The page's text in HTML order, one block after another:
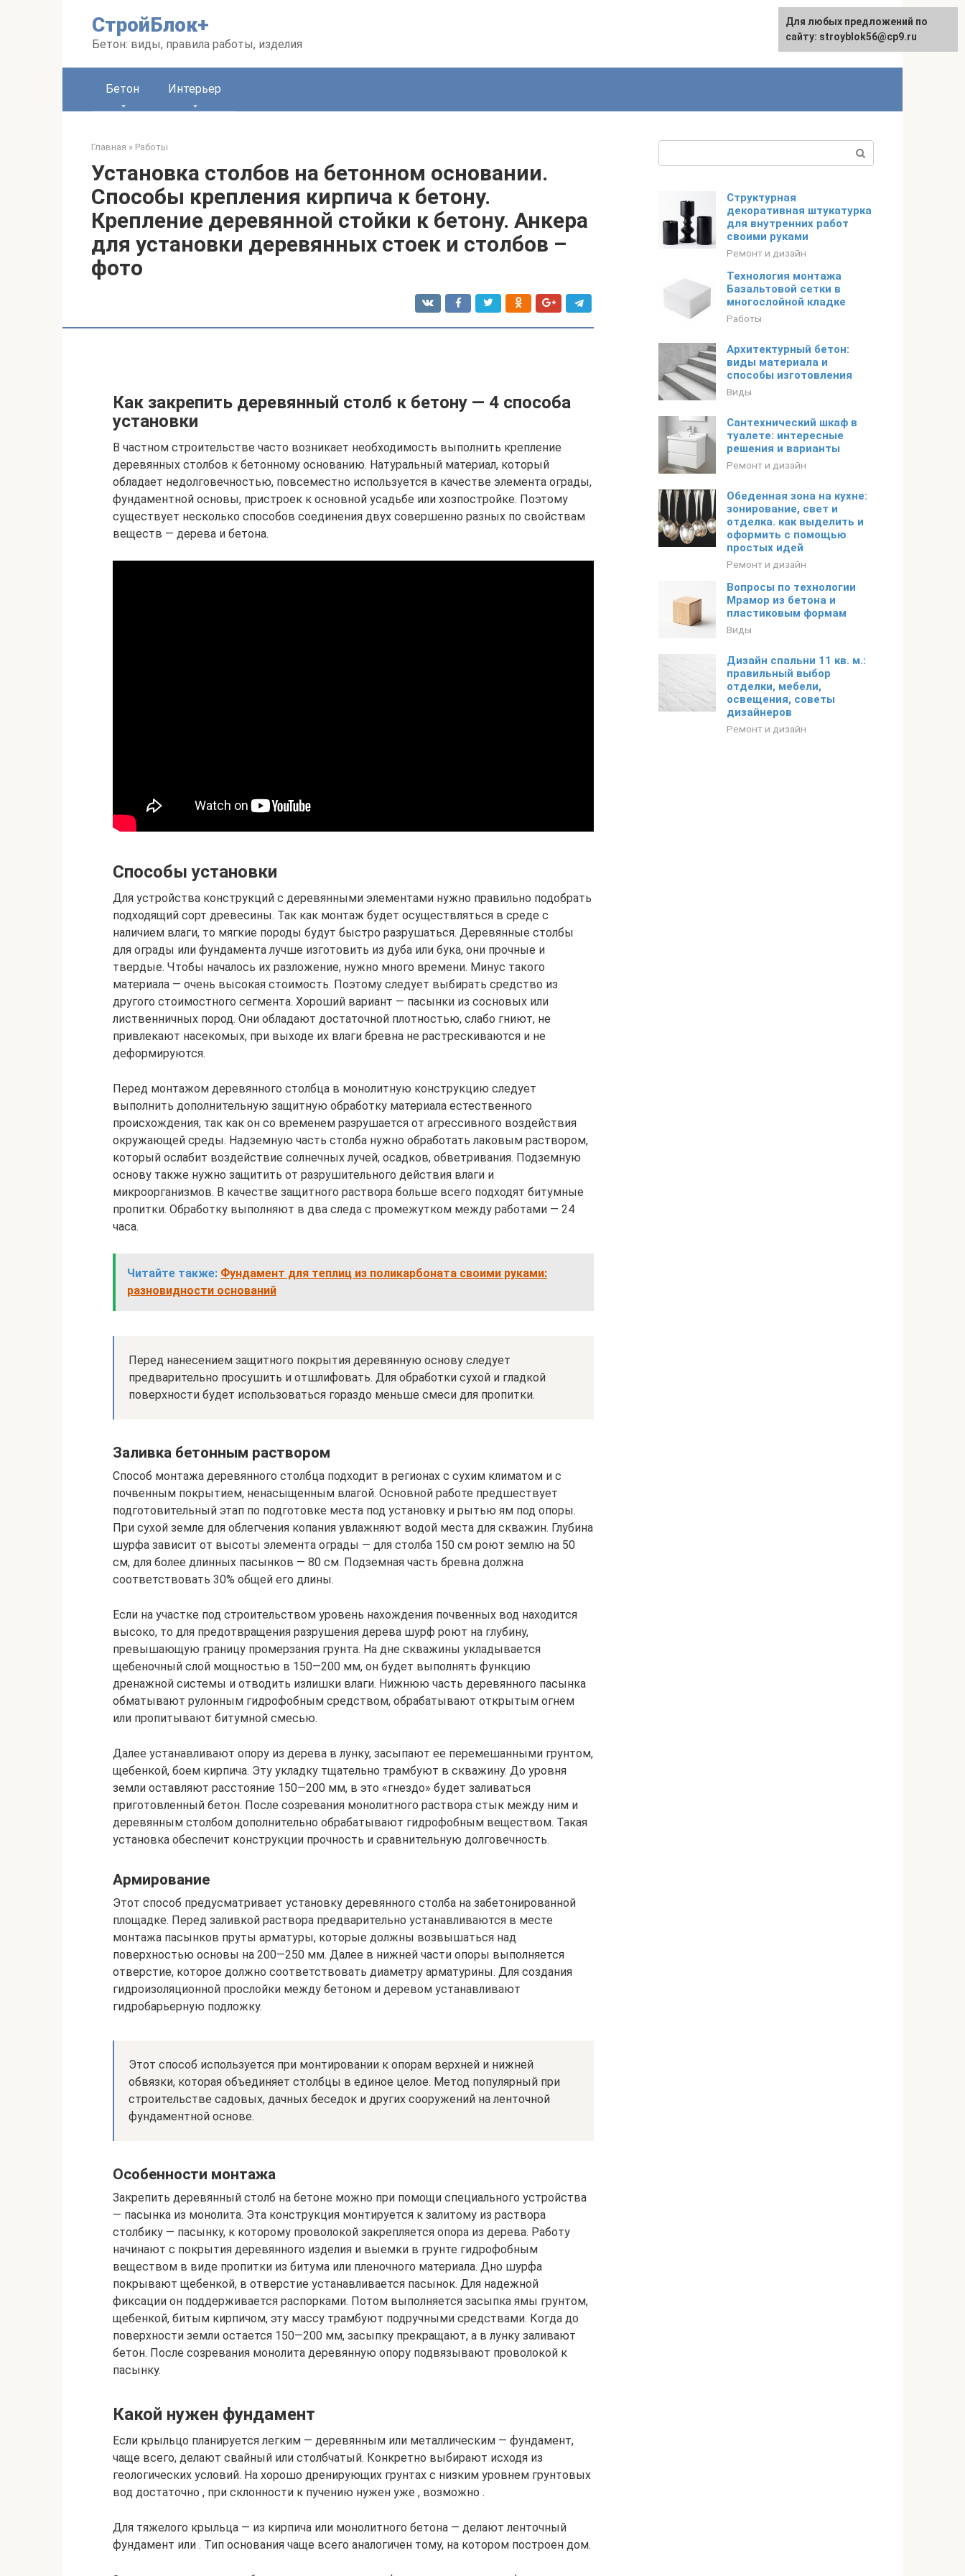
СтройБлок+
Бетон: виды, правила работы, изделия
English
Бетон Интерьер
Главная » Работы
Установка столбов на бетонном основании.
Способы крепления кирпича к бетону.
Крепление деревянной стойки к бетону. Анкера
для установки деревянных стоек и столбов –
фото
Как закрепить деревянный столб к бетону — 4 способа
установки
В частном строительстве часто возникает необходимость выполнить крепление
деревянных столбов к бетонному основанию. Натуральный материал, который
обладает недолговечностью, повсеместно используется в качестве элемента ограды,
фундаментной основы, пристроек к основной усадьбе или хозпостройке. Поэтому
существует несколько способов соединения двух совершенно разных по свойствам
веществ — дерева и бетона.
Способы установки
Для устройства конструкций с деревянными элементами нужно правильно подобрать
подходящий сорт древесины. Так как монтаж будет осуществляться в среде с
наличием влаги, то мягкие породы будут быстро разрушаться. Деревянные столбы
для ограды или фундамента лучше изготовить из дуба или бука, они прочные и
твердые. Чтобы началось их разложение, нужно много времени. Минус такого
материала — очень высокая стоимость. Поэтому следует выбирать средство из
другого стоимостного сегмента. Хороший вариант — пасынки из сосновых или
лиственничных пород. Они обладают достаточной плотностью, слабо гниют, не
привлекают насекомых, при выходе их влаги бревна не растрескиваются и не
деформируются.
Перед монтажом деревянного столбца в монолитную конструкцию следует
выполнить дополнительную защитную обработку материала естественного
происхождения, так как он со временем разрушается от агрессивного воздействия
окружающей среды. Надземную часть столба нужно обработать лаковым раствором,
который ослабит воздействие солнечных лучей, осадков, обветривания. Подземную
основу также нужно защитить от разрушительного действия влаги и
микроорганизмов. В качестве защитного раствора больше всего подходят битумные
пропитки. Обработку выполняют в два следа с промежутком между работами — 24
часа.
Читайте также: Фундамент для теплиц из поликарбоната своими руками:
разновидности оснований
Перед нанесением защитного покрытия деревянную основу следует
предварительно просушить и отшлифовать. Для обработки сухой и гладкой
поверхности будет использоваться гораздо меньше смеси для пропитки.
Заливка бетонным раствором
Способ монтажа деревянного столбца подходит в регионах с сухим климатом и с
почвенным покрытием, ненасыщенным влагой. Основной работе предшествует
подготовительный этап по подготовке места под установку и рытью ям под опоры.
При сухой земле для облегчения копания увлажняют водой места для скважин. Глубина
шурфа зависит от высоты элемента ограды — для столба 150 см роют землю на 50
см, для более длинных пасынков — 80 см. Подземная часть бревна должна
соответствовать 30% общей его длины.
Если на участке под строительством уровень нахождения почвенных вод находится
высоко, то для предотвращения разрушения дерева шурф роют на глубину,
превышающую границу промерзания грунта. На дне скважины укладывается
щебеночный слой мощностью в 150—200 мм, он будет выполнять функцию
дренажной системы и отводить излишки влаги. Нижнюю часть деревянного пасынка
обматывают рулонным гидрофобным средством, обрабатывают открытым огнем
или пропитывают битумной смесью.
Далее устанавливают опору из дерева в лунку, засыпают ее перемешанными грунтом,
щебенкой, боем кирпича. Эту укладку тщательно трамбуют в скважину. До уровня
земли оставляют расстояние 150—200 мм, в это «гнездо» будет заливаться
приготовленный бетон. После созревания монолитного раствора стык между ним и
деревянным столбом дополнительно обрабатывают гидрофобным веществом. Такая
установка обеспечит конструкции прочность и сравнительную долговечность.
Армирование
Этот способ предусматривает установку деревянного столба на забетонированной
площадке. Перед заливкой раствора предварительно устанавливаются в месте
монтажа пасынков пруты арматуры, которые должны возвышаться над
поверхностью основы на 200—250 мм. Далее в нижней части опоры выполняется
отверстие, которое должно соответствовать диаметру арматурины. Для создания
гидроизоляционной прослойки между бетоном и деревом устанавливают
гидробарьерную подложку.
Этот способ используется при монтировании к опорам верхней и нижней
обвязки, которая объединяет столбцы в единое целое. Метод популярный при
строительстве садовых, дачных беседок и других сооружений на ленточной
фундаментной основе.
Особенности монтажа
Закрепить деревянный столб на бетоне можно при помощи специального устройства
— пасынка из монолита. Эта конструкция монтируется к залитому из раствора
столбику — пасынку, к которому проволокой закрепляется опора из дерева. Работу
начинают с покрытия деревянного изделия и выемки в грунте гидрофобным
веществом в виде пропитки из битума или пленочного материала. Дно шурфа
покрывают щебенкой, в отверстие устанавливается пасынок. Для надежной
фиксации он поддерживается распорками. Потом выполняется засыпка ямы грунтом,
щебенкой, битым кирпичом, эту массу трамбуют подручными средствами. Когда до
поверхности земли остается 150—200 мм, засыпку прекращают, а в лунку заливают
бетон. После созревания монолита деревянную опору подвязывают проволокой к
пасынку.
Какой нужен фундамент
Если крыльцо планируется легким — деревянным или металлическим — фундамент,
чаще всего, делают свайный или столбчатый. Конкретно выбирают исходя из
геологических условий. На хорошо дренирующих грунтах с низким уровнем грунтовых
вод достаточно , при склонности к пучению нужен уже , возможно .
Для тяжелого крыльца — из кирпича или монолитного бетона — делают ленточный
фундамент или . Тип основания чаще всего аналогичен тому, на котором построен дом.
Структурная
декоративная штукатурка
для внутренних работ
своими руками
Ремонт и дизайн
Технология монтажа
Базальтовой сетки в
многослойной кладке
Работы
Архитектурный бетон:
виды материала и
способы изготовления
Виды
Сантехнический шкаф в
туалете: интересные
решения и варианты
Ремонт и дизайн
Обеденная зона на кухне:
зонирование, свет и
отделка. как выделить и
оформить с помощью
простых идей
Ремонт и дизайн
Вопросы по технологии
Мрамор из бетона и
пластиковым формам
Виды
Дизайн спальни 11 кв. м.:
правильный выбор
отделки, мебели,
освещения, советы
дизайнеров
Ремонт и дизайн
Для любых предложений по
сайту: stroyblok56@cp9.ru
Для любых предложений по
сайту: stroyblok56@cp9.ru